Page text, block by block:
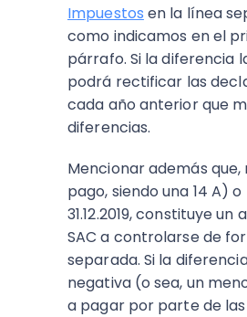
Impuestos en la línea
como indicamos en el
párrafo. Si la diferencia
podrá rectificar las
cada año anterior que
diferencias.
Mencionar además
pago, siendo una 14 A)
31.12.2019, constituye un
SAC a controlarse de
separada. Si la
negativa (o sea, un
a pagar por parte de